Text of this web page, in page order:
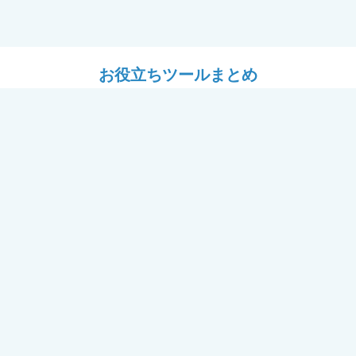
お役立ちツールまとめ